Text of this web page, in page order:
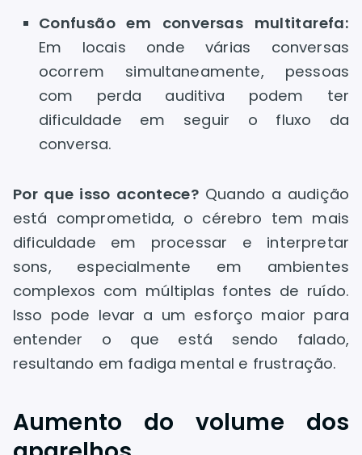
Confusão em conversas multitarefa:
Em locais onde várias conversas
ocorrem simultaneamente, pessoas
com perda auditiva podem ter
dificuldade em seguir o fluxo da
conversa.
Por que isso acontece? Quando a audição
está comprometida, o cérebro tem mais
dificuldade em processar e interpretar
sons, especialmente em ambientes
complexos com múltiplas fontes de ruído.
Isso pode levar a um esforço maior para
entender o que está sendo falado,
resultando em fadiga mental e frustração.
Aumento do volume dos